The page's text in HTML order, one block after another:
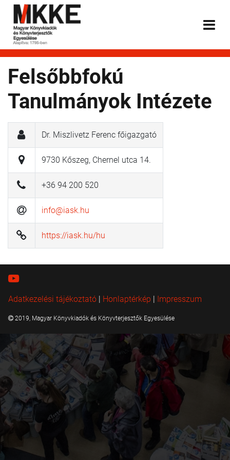
Felsőbbfokú
Tanulmányok Intézete
Dr. Miszlivetz Ferenc főigazgató
9730 Kőszeg, Chernel utca 14.
+36 94 200 520
info@iask.hu
https://iask.hu/hu
Adatkezelési tájékoztató | Honlaptérkép | Impresszum
2019, Magyar Könyvkiadók és Könyvterjesztők Egyesülése